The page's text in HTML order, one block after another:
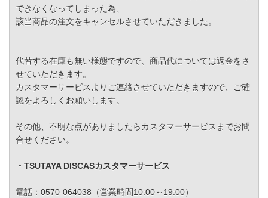
できなくなってしまった為、
該当商品の注文をキャンセルさせていただきました。
代替する在庫も無い様態ですので、商品代については返金をさ
せていただきます。
カスタマーサービスよりご連絡させていただきますので、ご確
認をよろしくお願いします。
その他、不明な点がありましたらカスタマーサービスまでお問
合せください。
・TSUTAYA DISCASカスタマーサービス
電話：0570-064038（営業時間10:00～19:00）